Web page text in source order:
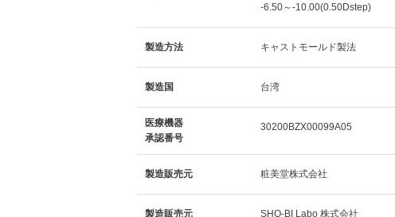
-6.50～-10.00(0.50Dstep)
製造方法 キャストモールド製法
製造国 台湾
医療機器
承認番号
30200BZX00099A05
製造販売元 粧美堂株式会社
製造販売元 SHO-BI Labo 株式会社